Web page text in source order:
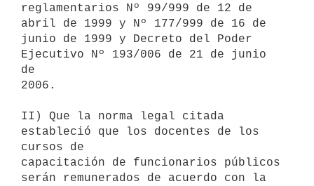
reglamentarios Nº 99/999 de 12 de
abril de 1999 y Nº 177/999 de 16 de
junio de 1999 y Decreto del Poder
Ejecutivo Nº 193/006 de 21 de junio
de
2006.
II) Que la norma legal citada
estableció que los docentes de los
cursos de
capacitación de funcionarios públicos
serán remunerados de acuerdo con la